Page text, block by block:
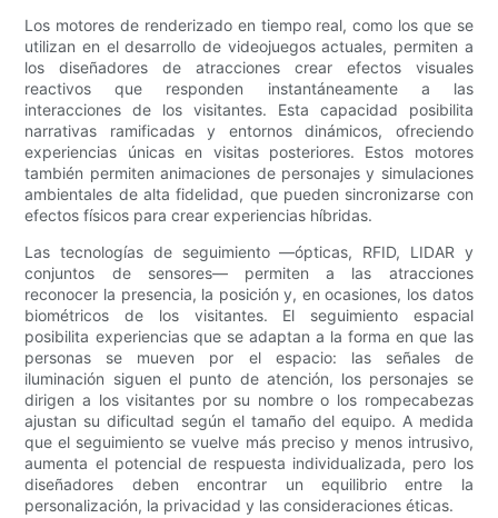
Los motores de renderizado en tiempo real, como los que se
utilizan en el desarrollo de videojuegos actuales, permiten a
los diseñadores de atracciones crear efectos visuales
reactivos que responden instantáneamente a las
interacciones de los visitantes. Esta capacidad posibilita
narrativas ramificadas y entornos dinámicos, ofreciendo
experiencias únicas en visitas posteriores. Estos motores
también permiten animaciones de personajes y simulaciones
ambientales de alta fidelidad, que pueden sincronizarse con
efectos físicos para crear experiencias híbridas.
Las tecnologías de seguimiento —ópticas, RFID, LIDAR y
conjuntos de sensores— permiten a las atracciones
reconocer la presencia, la posición y, en ocasiones, los datos
biométricos de los visitantes. El seguimiento espacial
posibilita experiencias que se adaptan a la forma en que las
personas se mueven por el espacio: las señales de
iluminación siguen el punto de atención, los personajes se
dirigen a los visitantes por su nombre o los rompecabezas
ajustan su dificultad según el tamaño del equipo. A medida
que el seguimiento se vuelve más preciso y menos intrusivo,
aumenta el potencial de respuesta individualizada, pero los
diseñadores deben encontrar un equilibrio entre la
personalización, la privacidad y las consideraciones éticas.